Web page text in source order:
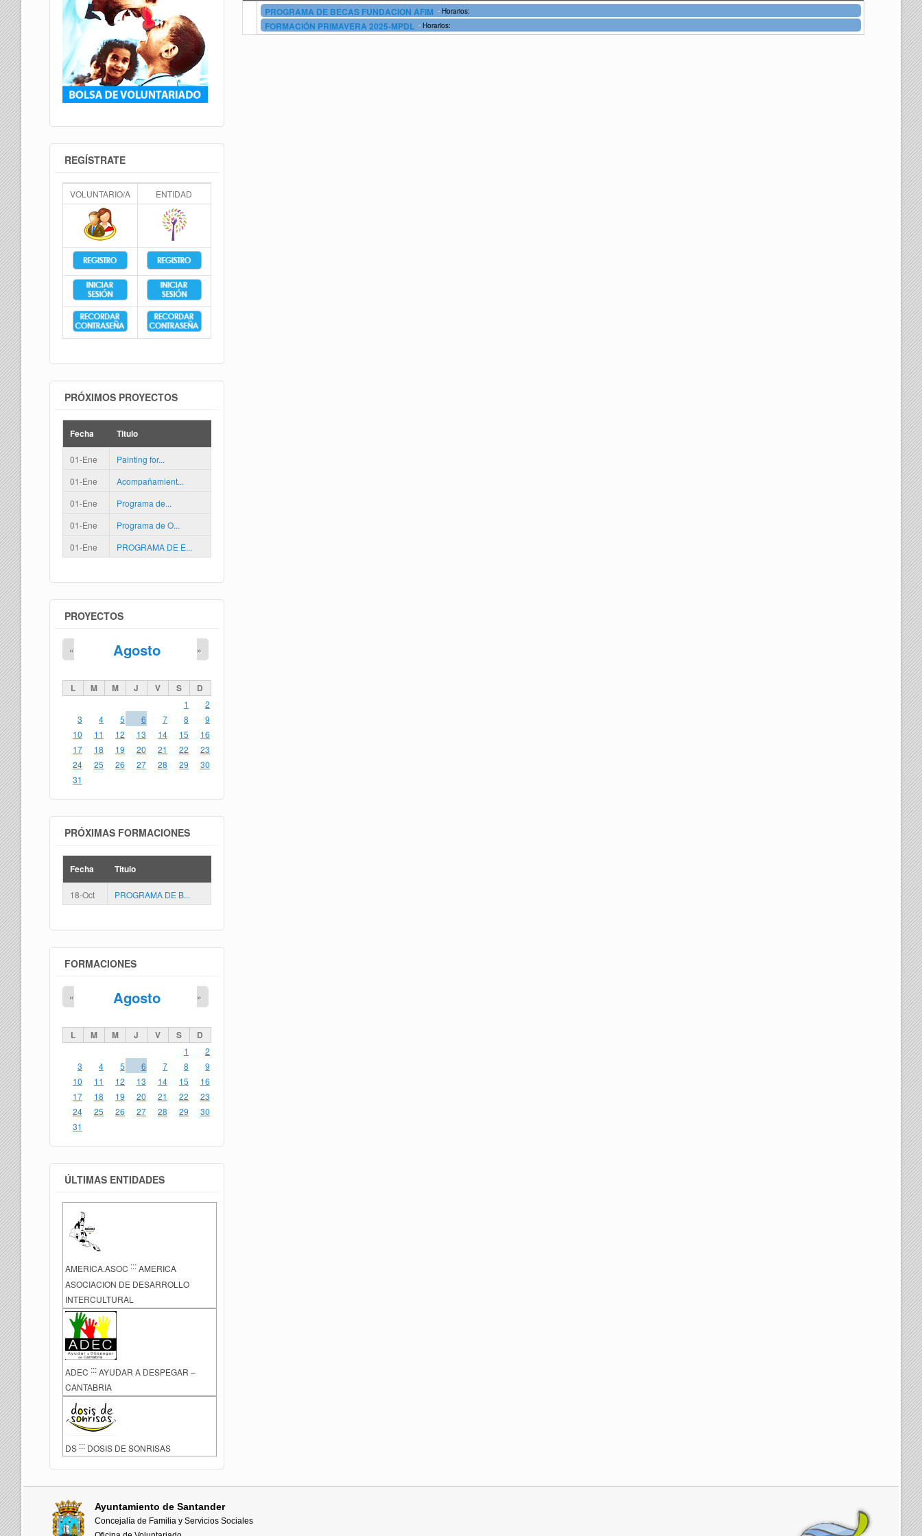
PROGRAMA DE BECAS FUNDACION AFIM - Horarios:
FORMACIÓN PRIMAVERA 2025-MPDL - Horarios:
REGÍSTRATE
VOLUNTARIO/A ENTIDAD
PRÓXIMOS PROYECTOS
Fecha Titulo
01-Ene
Painting for...
01-Ene
Acompañamient...
01-Ene
Programa de...
01-Ene
Programa de O...
01-Ene
PROGRAMA DE E...
PROYECTOS
Agosto
« »
L M M J V S D
1
2
3
4 5 6 7 8
9
10
11 12 13 14 15
16
17
18 19 20 21 22
23
24
25 26 27 28 29
30
31
PRÓXIMAS FORMACIONES
Fecha Titulo
18-Oct PROGRAMA DE B...
FORMACIONES
Agosto
« »
L M M J V S D
1
2
3
4 5 6 7 8
9
10
11 12 13 14 15
16
17
18 19 20 21 22
23
24
25 26 27 28 29
30
31
ÚLTIMAS ENTIDADES
AMERICA.ASOC :::AMERICA
ASOCIACION DE DESARROLLO
INTERCULTURAL
ADEC ::: AYUDAR A DESPEGAR –
CANTABRIA
DS ::: DOSIS DE SONRISAS
Ayuntamiento de Santander
Concejalía de Familia y Servicios Sociales